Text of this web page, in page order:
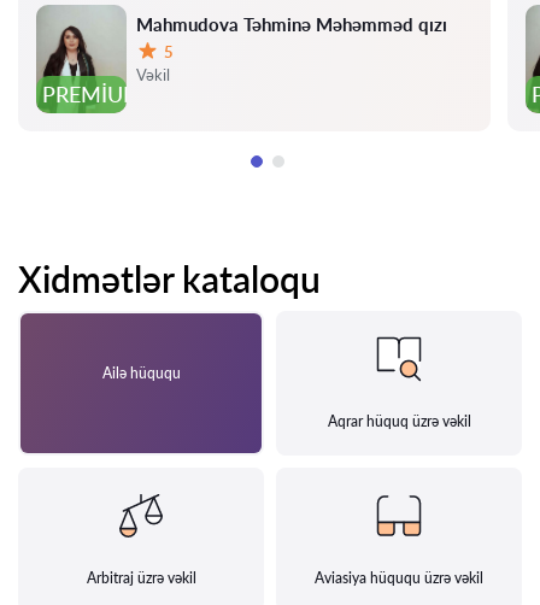
PREMIUM
Mahmudova Təhminə Məhəmməd qızı
Qiymət:
5
Vəkil
Xidmətlər kataloqu
Ailə hüququ
Aqrar hüquq üzrə vəkil
Arbitraj üzrə vəkil Aviasiya hüququ üzrə vəkil